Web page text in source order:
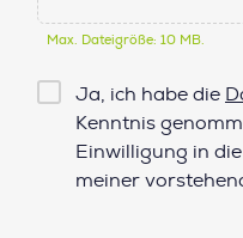
Max. Dateigröße: 10 MB.
Checkbox
Datenschutz*
Ja, ich habe die
Kenntnis
Einwilligung in
meiner